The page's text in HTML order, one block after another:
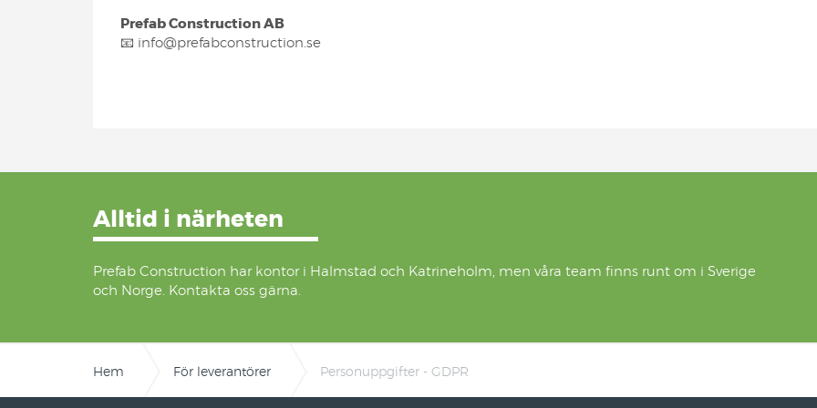
Prefab Construction AB
📧 info@prefabconstruction.se
Alltid i närheten
Prefab Construction har kontor i Halmstad och Katrineholm, men våra team finns runt om i Sverige
och Norge. Kontakta oss gärna.
Hem För leverantörer Personuppgifter - GDPR